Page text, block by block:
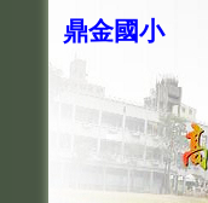
鼎金國小